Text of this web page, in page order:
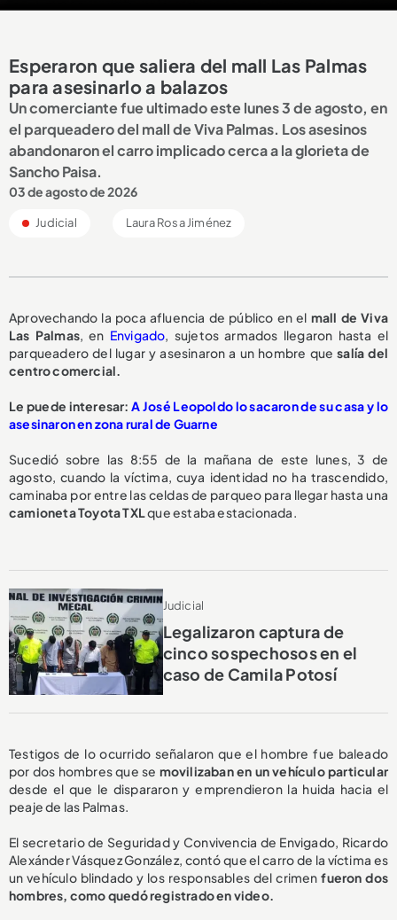
Esperaron que saliera del mall Las Palmas
para asesinarlo a balazos
Un comerciante fue ultimado este lunes 3 de agosto, en
el parqueadero del mall de Viva Palmas. Los asesinos
abandonaron el carro implicado cerca a la glorieta de
Sancho Paisa.
03 de agosto de 2026
Judicial Laura Rosa Jiménez
Aprovechando la poca afluencia de público en el mall de Viva
Las Palmas, en Envigado, sujetos armados llegaron hasta el
parqueadero del lugar y asesinaron a un hombre que salía del
centro comercial.
Le puede interesar:A José Leopoldo lo sacaron de su casa y lo
asesinaron en zona rural de Guarne
Sucedió sobre las 8:55 de la mañana de este lunes, 3 de
agosto, cuando la víctima, cuya identidad no ha trascendido,
caminaba por entre las celdas de parqueo para llegar hasta una
camioneta Toyota TXLque estaba estacionada.
Judicial
Legalizaron captura de
cinco sospechosos en el
caso de Camila Potosí
Testigos de lo ocurrido señalaron que el hombre fue baleado
por dos hombres que se movilizaban en un vehículo particular
desde el que le dispararon y emprendieron la huida hacia el
peaje de las Palmas.
El secretario de Seguridad y Convivencia de Envigado, Ricardo
Alexánder Vásquez González, contó que el carro de la víctima es
un vehículo blindado y los responsables del crimenfueron dos
hombres, como quedó registrado en video.